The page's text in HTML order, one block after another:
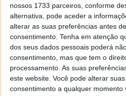
nossos 1733 parceiros, conforme
alternativa, pode aceder a
alterar as suas preferências antes
consentimento. Tenha em atenção
dos seus dados pessoais poderá
consentimento, mas que tem o
processamento. As suas
este website. Você pode alterar
consentimento a qualquer momento